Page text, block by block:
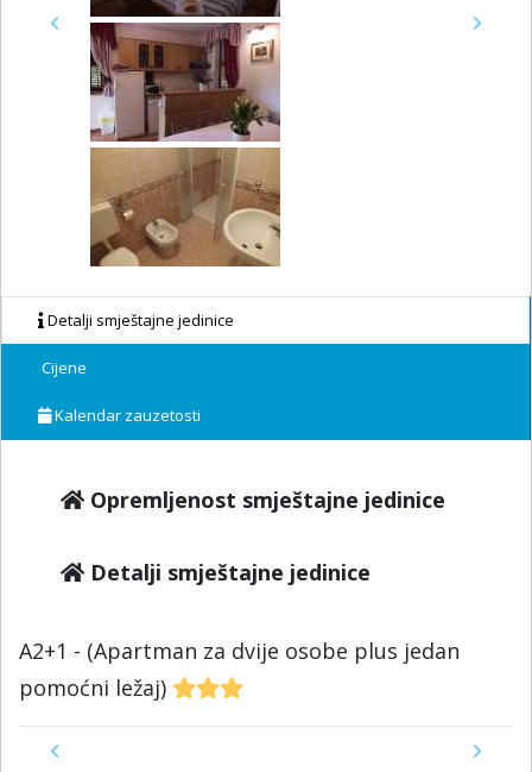
Previous Next
Detalji smještajne jedinice
Cijene
Kalendar zauzetosti
Opremljenost smještajne jedinice
Detalji smještajne jedinice
A2+1 - (Apartman za dvije osobe plus jedan
pomoćni ležaj)
Previous
Next